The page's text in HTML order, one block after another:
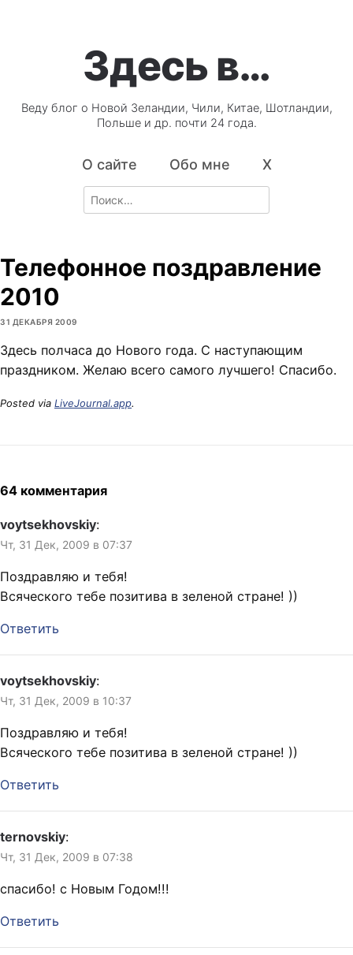
Здесь в…
Веду блог о Новой Зеландии, Чили, Китае, Шотландии,
Польше и др. почти 24 года.
О сайте Обо мне X
Search
for:
Телефонное поздравление
2010
31 ДЕКАБРЯ 2009
Здесь полчаса до Нового года. С наступающим
праздником. Желаю всего самого лучшего! Спасибо.
Posted via LiveJournal.app.
64 комментария
voytsekhovskiy:
Чт, 31 Дек, 2009 в 07:37
Поздравляю и тебя!
Всяческого тебе позитива в зеленой стране! ))
Ответить
voytsekhovskiy:
Чт, 31 Дек, 2009 в 10:37
Поздравляю и тебя!
Всяческого тебе позитива в зеленой стране! ))
Ответить
ternovskiy:
Чт, 31 Дек, 2009 в 07:38
спасибо! с Новым Годом!!!
Ответить